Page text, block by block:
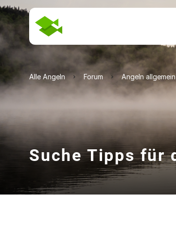
Alle Angeln Forum Angeln allgemein
Suche Tipps für